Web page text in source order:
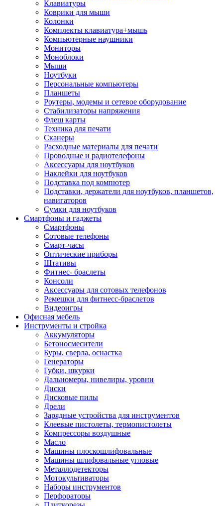
Клавиатуры
Коврики для мыши
Колонки
Комплекты клавиатура+мышь
Компьютерные наушники
Мониторы
Моноблоки
Мыши
Ноутбуки
Персональные компьютеры
Планшеты
Роутеры, модемы и сетевое оборудование
Стабилизаторы напряжения
Флеш карты
Техника для печати
Сканеры
Расходные материалы для печати
Проводные и радиотелефоны
Аксессуары для ноутбуков
Наклейки для ноутбуков
Подставка под компютер
Подставки, держатели для ноутбуков, планшетов,
навигаторов
Сумки для ноутбуков
Смартфоны и гаджеты
Смартфоны
Сотовые телефоны
Смарт-часы
Оптические приборы
Штативы
Фитнес- браслеты
Консоли
Аксессуары для сотовых телефонов
Ремешки для фитнесс-браслетов
Видеоигры
Офисная мебель
Инструменты и стройка
Аккумуляторы
Бетоносмесители
Буры, сверла, оснастка
Генераторы
Губки, шкурки
Дальномеры, нивелиры, уровни
Диски
Дисковые пилы
Дрели
Зарядные устройства для инструментов
Клеевые пистолеты, термопистолеты
Компрессоры воздушные
Масло
Машины плоскошлифовальные
Машины шлифовальные угловые
Металлодетекторы
Мотокультиваторы
Наборы инструментов
Перфораторы